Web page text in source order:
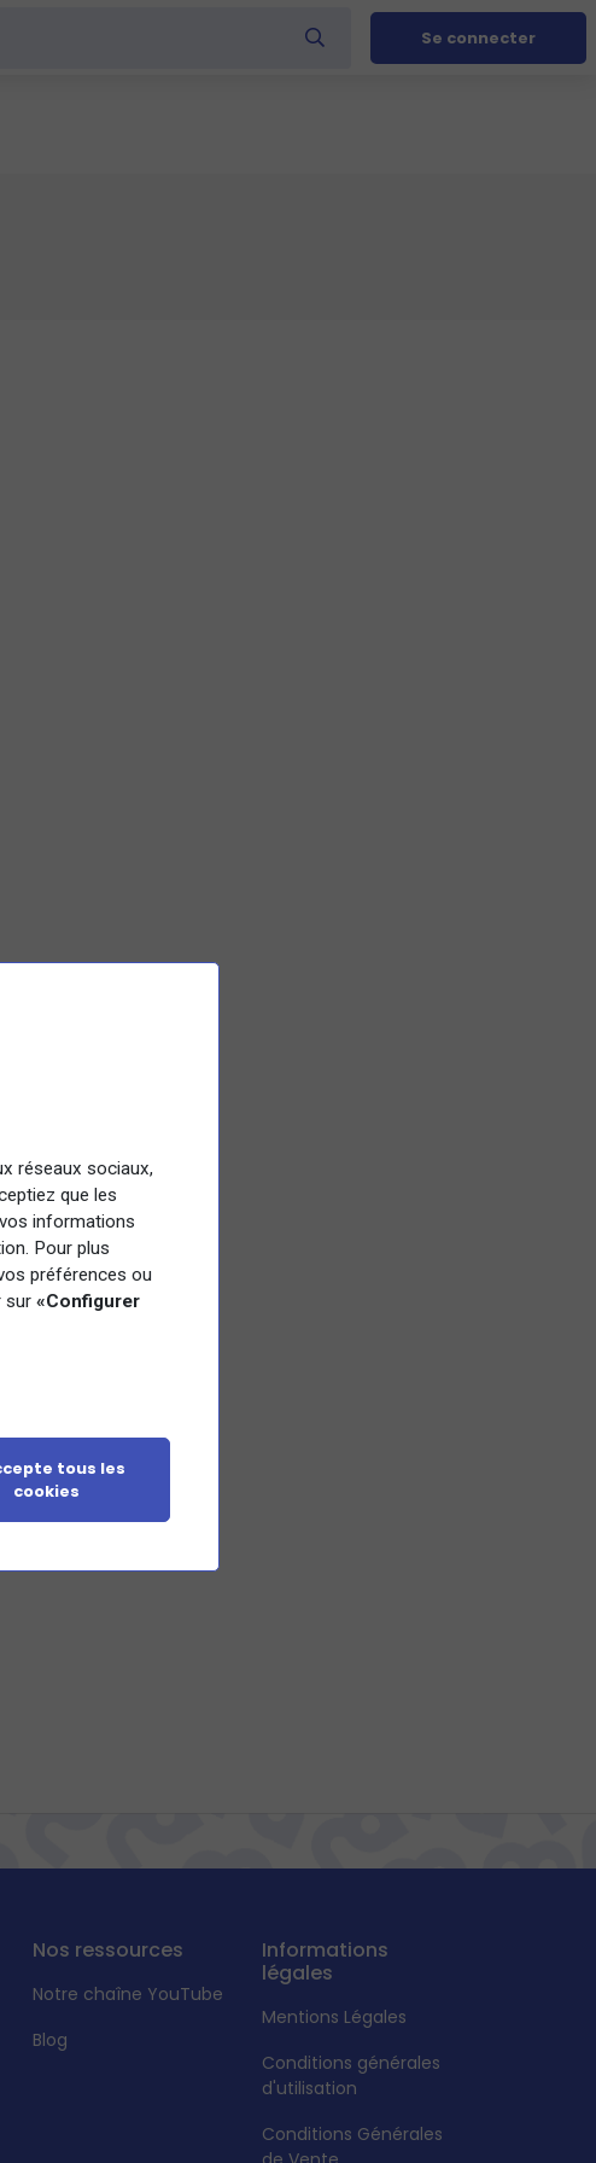
Se connecter
Nos ressources
Notre chaîne YouTube
Blog
Informations
légales
Mentions Légales
Conditions générales
d'utilisation
Conditions Générales
réseaux sociaux,
que les
informations
Pour plus
préférences ou
sur «Configurer
tous les
cookies